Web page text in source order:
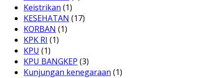
Keistrikan (1)
KESEHATAN (17)
KORBAN (1)
KPK RI (1)
KPU (1)
KPU BANGKEP (3)
Kunjungan kenegaraan (1)